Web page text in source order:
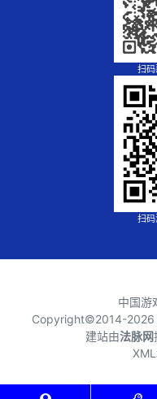
扫
扫
中国游
Copyright©2014-2026
建站由法脉网